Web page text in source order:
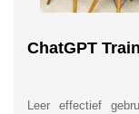
ChatGPT
Leer effectief